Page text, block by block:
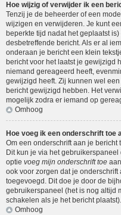
Hoe wijzig of verwijder ik een
Tenzij je de beheerder of een
wijzigen en verwijderen. Je kunt
beperkte tijd nadat het geplaatst
desbetreffende bericht. Als er al
onderaan je bericht een klein
bericht voor het laatst je gewijzigd
niemand gereageerd heeft,
gewijzigd heeft. Zij kunnen wel
bericht gewijzigd hebben. Het
mogelijk zodra er iemand op
Omhoog
Hoe voeg ik een onderschrift toe
Om een onderschrift aan je bericht
Dit kun je via het
optie voeg mijn onderschrift toe
ook voor zorgen dat je
toegevoegd. Dit doe je door de
gebruikerspaneel (het is nog altijd
schakelen als je het bericht plaatst).
Omhoog